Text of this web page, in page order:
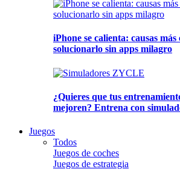
iPhone se calienta: causas
solucionarlo sin apps milagro
¿Quieres que tus
mejoren? Entrena con
Juegos
Todos
Juegos de coches
Juegos de estrategia